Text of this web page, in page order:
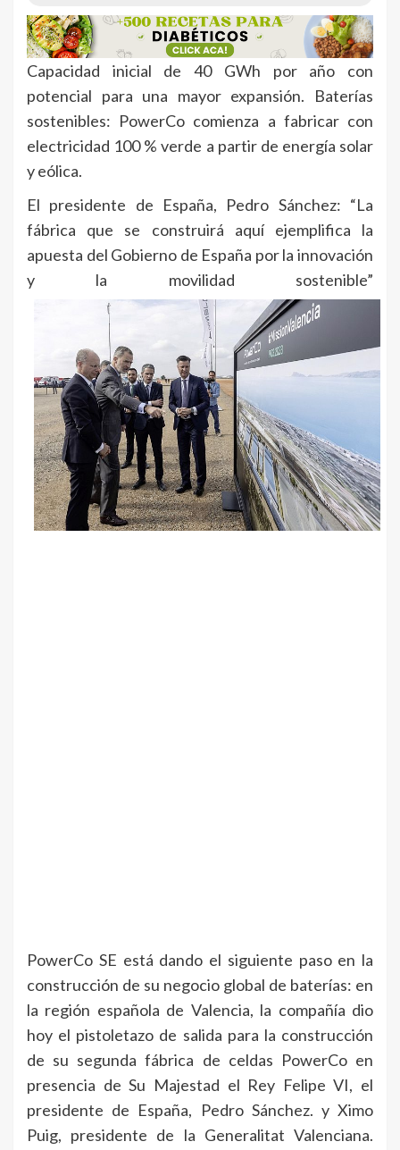
Capacidad inicial de 40 GWh por año con
potencial para una mayor expansión. Baterías
sostenibles: PowerCo comienza a fabricar con
electricidad 100 % verde a partir de energía solar
y eólica.
El presidente de España, Pedro Sánchez: “La
fábrica que se construirá aquí ejemplifica la
apuesta del Gobierno de España por la innovación
y la movilidad sostenible”
PowerCo SE está dando el siguiente paso en la
construcción de su negocio global de baterías: en
la región española de Valencia, la compañía dio
hoy el pistoletazo de salida para la construcción
de su segunda fábrica de celdas PowerCo en
presencia de Su Majestad el Rey Felipe VI, el
presidente de España, Pedro Sánchez. y Ximo
Puig, presidente de la Generalitat Valenciana.